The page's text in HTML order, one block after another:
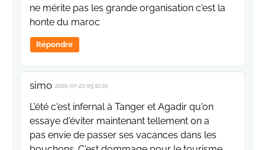
ne mérite pas les grande organisation c'est la
honte du maroc
Répondre
simo 2025-07-23 09:10:25
L'été c'est infernal à Tanger et Agadir qu'on
essaye d'éviter maintenant tellement on a
pas envie de passer ses vacances dans les